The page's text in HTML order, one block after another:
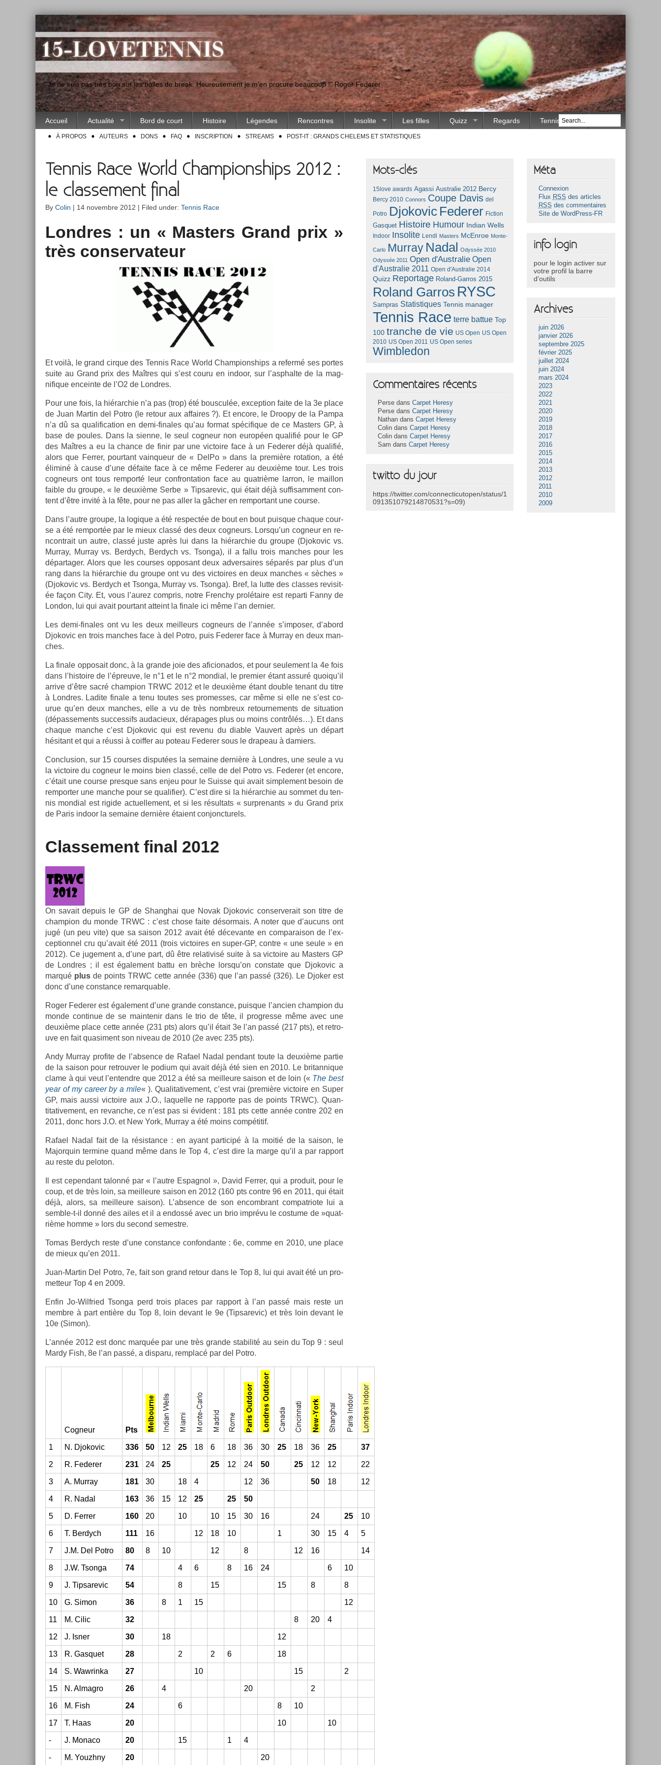
"Je ne suis pas très bon sur les balles de break. Heureusement je m'en procure beaucoup !" Roger Federer
Accueil Actualité Bord de court Histoire Légendes Rencontres Insolite Les filles Quizz Regards Tennis Race
À PROPOS AUTEURS DONS FAQ INSCRIPTION STREAMS POST-IT : GRANDS CHELEMS ET STATISTIQUES
Tennis Race World Championships 2012 :
le classement final
By Colin | 14 novembre 2012 | Filed under: Tennis Race
Londres : un « Mast­ers Grand prix »
très con­ser­vateur
Et voilà, le grand cir­que des Ten­nis Race World Cham­pionships a re­fermé ses por­tes
suite au Grand prix des Maîtres qui s’est couru en in­door, sur l’asphal­te de la mag­
nifique en­cein­te de l’O2 de Londres.
Pour une fois, la hié­rarchie n’a pas (trop) été bous­culée, ex­cep­tion faite de la 3e place
de Juan Mar­tin del Potro (le re­tour aux af­faires ?). Et en­core, le Droopy de la Pampa
n’a dû sa qualifica­tion en demi-finales qu’au for­mat spécifique de ce Mast­ers GP, à
base de poules. Dans la sien­ne, le seul cog­neur non européen qualifié pour le GP
des Maîtres a eu la chan­ce de finir par une vic­toire face à un Feder­er déjà qualifié,
alors que Ferr­er, pour­tant vain­queur de « DelPo » dans la première rota­tion, a été
éliminé à cause d’une défaite face à ce même Feder­er au deuxième tour. Les trois
cog­neurs ont tous re­mporté leur con­fron­ta­tion face au quat­rième lar­ron, le mail­lon
faib­le du groupe, « le deuxième Serbe » Tip­sarevic, qui était déjà suf­fisam­ment con­
tent d’être invité à la fête, pour ne pas aller la gâcher en re­mpor­tant une co­ur­se.
Dans l’autre groupe, la logique a été re­spectée de bout en bout puis­que chaque co­ur­
se a été re­mportée par le mieux classé des deux cog­neurs. Lorsqu’un cog­neur en re­
ncontrait un autre, classé juste après lui dans la hié­rarchie du groupe (Djokovic vs.
Mur­ray, Mur­ray vs. Be­rdych, Be­rdych vs. Tson­ga), il a fallu trois man­ches pour les
dépar­tag­er. Alors que les co­ur­ses op­posant deux ad­versaires séparés par plus d’un
rang dans la hié­rarchie du groupe ont vu des vic­toires en deux man­ches « sèches »
(Djokovic vs. Be­rdych et Tson­ga, Mur­ray vs. Tson­ga). Bref, la lutte des clas­ses re­visit­
ée façon City. Et, vous l’aurez com­pris, notre Frenchy prolétaire est re­par­ti Fanny de
Lon­don, lui qui avait pour­tant at­teint la fin­ale ici même l’an de­rni­er.
Les demi-finales ont vu les deux meil­leurs cog­neurs de l’année s’im­pos­er, d’abord
Djokovic en trois man­ches face à del Potro, puis Feder­er face à Mur­ray en deux man­
ches.
La fin­ale op­posait donc, à la gran­de joie des aficionados, et pour seule­ment la 4e fois
dans l’his­toire de l’épreuve, le n°1 et le n°2 mon­di­al, le pre­mi­er étant assuré quoiqu’il
ar­rive d’être sacré champ­ion TRWC 2012 et le deuxième étant doub­le tenant du titre
à Londres. Ladite fin­ale a tenu toutes ses pro­mes­ses, car même si elle ne s’est co­
urue qu’en deux man­ches, elle a vu de très nombreux re­tour­ne­ments de situa­tion
(dépas­se­ments suc­ces­sifs audacieux, dérapages plus ou moins contrôlés…). Et dans
chaque man­che c’est Djokovic qui est re­venu du di­able Vauvert après un départ
hésitant et qui a réussi à co­iff­er au poteau Feder­er sous le drapeau à dami­ers.
Con­clus­ion, sur 15 co­ur­ses dis­put­ées la semaine dernière à Londres, une seule a vu
la vic­toire du cog­neur le moins bien classé, celle de del Potro vs. Feder­er (et en­core,
c’était une co­ur­se pre­sque sans enjeu pour le Suis­se qui avait simple­ment be­soin de
re­mport­er une man­che pour se qualifi­er). C’est dire si la hié­rarchie au som­met du ten­
nis mon­di­al est rigide ac­tuel­le­ment, et si les résul­tats « sur­prenants » du Grand prix
de Paris in­door la semaine dernière étaient con­joncturels.
Clas­se­ment final 2012
On savait de­puis le GP de Shanghai que Novak Djokovic con­ser­verait son titre de
champ­ion du monde TRWC : c’est chose faite désor­mais. A noter que d’aucuns ont
jugé (un peu vite) que sa saison 2012 avait été décevan­te en com­paraison de l’ex­
ception­nel cru qu’avait été 2011 (trois vic­toires en super-GP, con­tre « une seule » en
2012). Ce juge­ment a, d’une part, dû être re­lativisé suite à sa vic­toire au Mast­ers GP
de Londres ; il est égale­ment battu en brèche lorsqu’on con­state que Djokovic a
marqué plus de points TRWC cette année (336) que l’an passé (326). Le Djok­er est
donc d’une con­stan­ce re­mar­qu­able.
Roger Feder­er est égale­ment d’une gran­de con­stan­ce, puis­que l’an­ci­en champ­ion du
monde con­tinue de se main­tenir dans le trio de tête, il pro­gres­se même avec une
deuxième place cette année (231 pts) alors qu’il était 3e l’an passé (217 pts), et retro­
uve en fait quasi­ment son niveau de 2010 (2e avec 235 pts).
Andy Mur­ray pro­fite de l’abs­ence de Rafael Nadal pen­dant toute la deuxième par­tie
de la saison pour retro­uv­er le podium qui avait déjà été sien en 2010. Le britan­nique
clame à qui veut l’en­tendre que 2012 a été sa meil­leure saison et de loin (« The best
year of my care­er by a mile« ). Qualitative­ment, c’est vrai (première vic­toire en Super
GP, mais aussi vic­toire aux J.O., laquel­le ne rap­porte pas de points TRWC). Quan­
titative­ment, en re­vanche, ce n’est pas si évident : 181 pts cette année con­tre 202 en
2011, donc hors J.O. et New York, Mur­ray a été moins compétitif.
Rafael Nadal fait de la résis­tance : en ayant par­ticipé à la moitié de la saison, le
Major­quin ter­mine quand même dans le Top 4, c’est dire la marge qu’il a par rap­port
au reste du peloton.
Il est cepen­dant talonné par « l’autre Es­pagnol », David Ferr­er, qui a pro­duit, pour le
coup, et de très loin, sa meil­leure saison en 2012 (160 pts con­tre 96 en 2011, qui était
déjà, alors, sa meil­leure saison). L’abs­ence de son en­combrant com­pat­riote lui a
semble-t-il donné des ailes et il a end­ossé avec un brio imprévu le co­stume de »quat­
rième homme » lors du second semestre.
Tomas Be­rdych reste d’une con­stan­ce con­fon­dante : 6e, comme en 2010, une place
de mieux qu’en 2011.
Juan-Martin Del Potro, 7e, fait son grand re­tour dans le Top 8, lui qui avait été un pro­
met­teur Top 4 en 2009.
Enfin Jo-Wilfried Tson­ga perd trois places par rap­port à l’an passé mais reste un
mem­bre à part entière du Top 8, loin de­vant le 9e (Tip­sarevic) et très loin de­vant le
10e (Simon).
L’année 2012 est donc marquée par une très gran­de stabilité au sein du Top 9 : seul
Mardy Fish, 8e l’an passé, a dis­paru, re­mplacé par del Potro.
Cog­neur Pts
1 N. Djokovic 336 50 12 25 18 6 18 36 30 25 18 36 25 37
2 R. Feder­er 231 24 25 25 12 24 50 25 12 12 22
3 A. Mur­ray 181 30 18 4 12 36 50 18 12
4 R. Nadal 163 36 15 12 25 25 50
5 D. Ferr­er 160 20 10 10 15 30 16 24 25 10
6 T. Be­rdych 111 16 12 18 10 1 30 15 4 5
7 J.M. Del Potro 80 8 10 12 8 12 16 14
8 J.W. Tson­ga 74 4 6 8 16 24 6 10
9 J. Tip­sarevic 54 8 15 15 8 8
10 G. Simon 36 8 1 15 12
11 M. Cilic 32 8 20 4
12 J. Isner 30 18 12
13 R. Gas­quet 28 2 2 6 18
14 S. Waw­rinka 27 10 15 2
15 N. Al­mag­ro 26 4 20 2
16 M. Fish 24 6 8 10
17 T. Haas 20 10 10
- J. Monaco 20 15 1 4
- M. Youzhny 20 20
Mots-clés
15love awards Agassi Australie 2012 Bercy
Bercy 2010 Connors Coupe Davis del
Potro Djokovic Federer Fiction
Gasquet Histoire Humour Indian Wells
Indoor Insolite Lendl Masters McEnroe Monte-
Carlo Murray Nadal
Odyssée 2010
Odyssée 2011 Open d'Australie Open
d'Australie 2011 Open d'Australie 2014
Quizz Reportage Roland-Garros 2015
Roland Garros RYSC
Sampras Statistiques Tennis manager
Tennis Race terre battue Top
100 tranche de vie US Open US Open
2010 US Open 2011 US Open series
Wimbledon
Commentaires récents
Perse dansCarpet Heresy
Perse dansCarpet Heresy
Nathan dansCarpet Heresy
Colin dansCarpet Heresy
Colin dansCarpet Heresy
Sam dansCarpet Heresy
twitto du jour
https://twitter.com/connecticutopen/status/1
091351079214870531?s=09)
Méta
Connexion
Flux RSS des articles
RSS des commentaires
Site de WordPress-FR
info login
pour le login activer sur
votre profil la barre
d'outils
Archives
juin 2026
janvier 2026
septembre 2025
février 2025
juillet 2024
juin 2024
mars 2024
2023
2022
2021
2020
2019
2018
2017
2016
2015
2014
2013
2012
2011
2010
2009